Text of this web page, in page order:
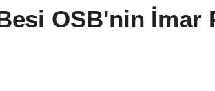
OSB'nin İmar